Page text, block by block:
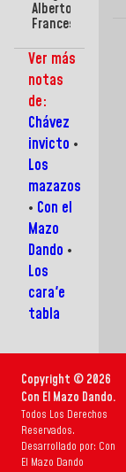
los
venezolanos
Alberto
Franceschi
su
frustración
ante
burguesía
de
siempre
Ver más
notas
de:
Chávez
invicto •
Los
mazazos
• Con el
Mazo
Dando •
Los
cara'e
tabla
Copyright © 2026
Con El Mazo Dando.
Todos Los Derechos
Reservados.
Desarrollado por: Con
El Mazo Dando